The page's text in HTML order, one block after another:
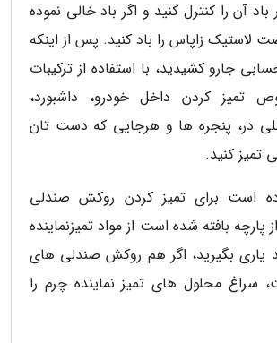
آن را کنترل کنید و اگر باد خالی نموده
لاستیک زاپاس را باد کنید. پس از اینکه
جارو کشیدید، با استفاده از ترکیبات
تمیز کردن داخل خودرو، داشبورد،
در، پنجره ها و هرجایی که دست تان
تمیز کنید.
است برای تمیز کردن روکش صندلی
بافته شده است از مواد تمیزنماینده
یاری بگیرید، اگر هم روکش صندلی های
سراغ محلول های تمیز نماینده چرم را